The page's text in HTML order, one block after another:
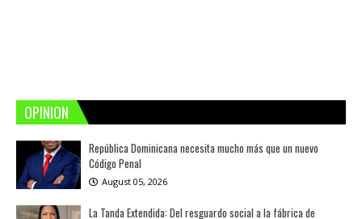
OPINION
República Dominicana necesita mucho más que un nuevo
Código Penal
August 05, 2026
La Tanda Extendida: Del resguardo social a la fábrica de